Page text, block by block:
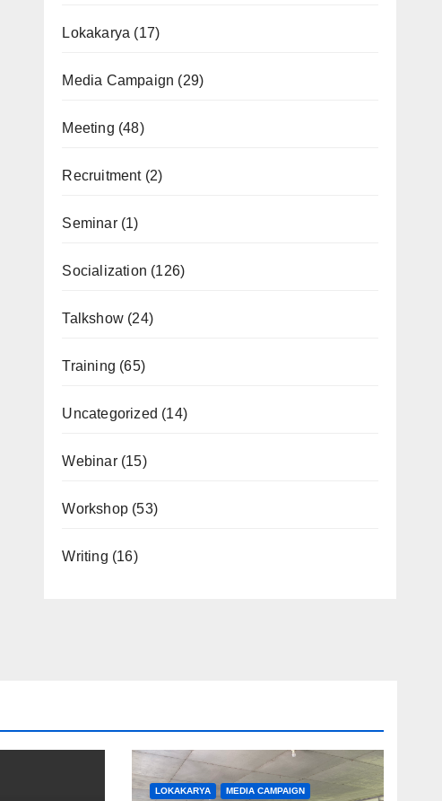
Lokakarya (17)
Media Campaign (29)
Meeting (48)
Recruitment(2)
Seminar(1)
Socialization (126)
Talkshow(24)
Training (65)
Uncategorized (14)
Webinar(15)
Workshop(53)
Writing (16)
LOKAKARYA MEDIA CAMPAIGN